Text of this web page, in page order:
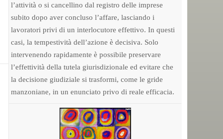
l’attività o si cancellino dal registro delle imprese
subito dopo aver concluso l’affare, lasciando i
lavoratori privi di un interlocutore effettivo. In questi
casi, la tempestività dell’azione è decisiva. Solo
intervenendo rapidamente è possibile preservare
l’effettività della tutela giurisdizionale ed evitare che
la decisione giudiziale si trasformi, come le gride
manzoniane, in un enunciato privo di reale efficacia.